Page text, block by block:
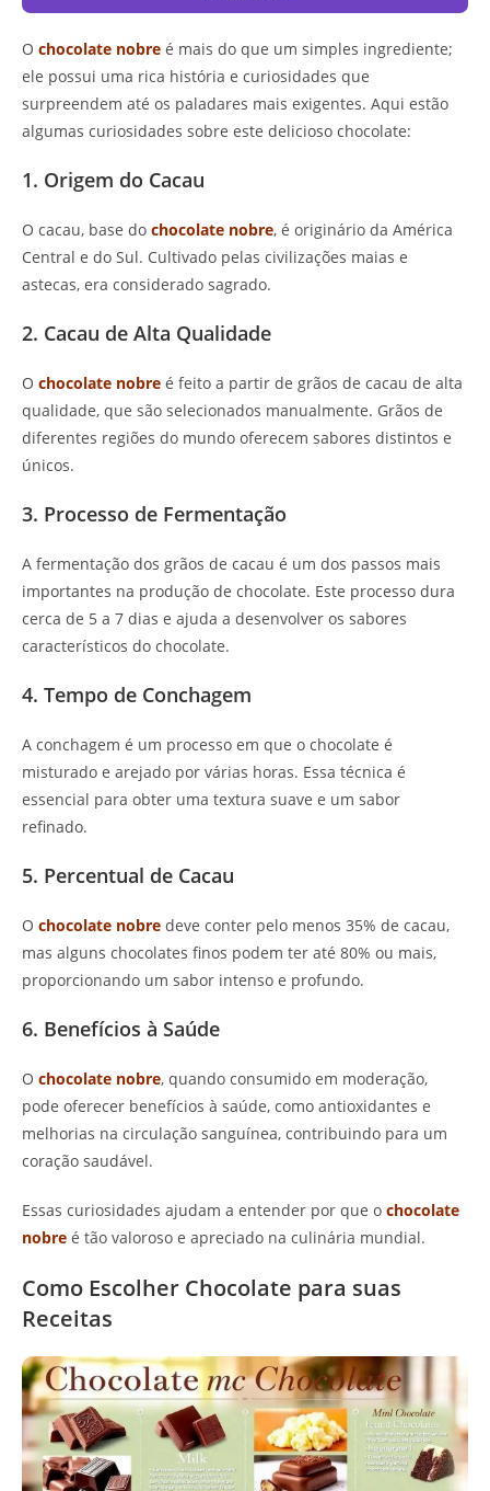
O chocolate nobre é mais do que um simples ingrediente;
ele possui uma rica história e curiosidades que
surpreendem até os paladares mais exigentes. Aqui estão
algumas curiosidades sobre este delicioso chocolate:
1. Origem do Cacau
O cacau, base do chocolate nobre, é originário da América
Central e do Sul. Cultivado pelas civilizações maias e
astecas, era considerado sagrado.
2. Cacau de Alta Qualidade
O chocolate nobre é feito a partir de grãos de cacau de alta
qualidade, que são selecionados manualmente. Grãos de
diferentes regiões do mundo oferecem sabores distintos e
únicos.
3. Processo de Fermentação
A fermentação dos grãos de cacau é um dos passos mais
importantes na produção de chocolate. Este processo dura
cerca de 5 a 7 dias e ajuda a desenvolver os sabores
característicos do chocolate.
4. Tempo de Conchagem
A conchagem é um processo em que o chocolate é
misturado e arejado por várias horas. Essa técnica é
essencial para obter uma textura suave e um sabor
refinado.
5. Percentual de Cacau
O chocolate nobre deve conter pelo menos 35% de cacau,
mas alguns chocolates finos podem ter até 80% ou mais,
proporcionando um sabor intenso e profundo.
6. Benefícios à Saúde
O chocolate nobre, quando consumido em moderação,
pode oferecer benefícios à saúde, como antioxidantes e
melhorias na circulação sanguínea, contribuindo para um
coração saudável.
Essas curiosidades ajudam a entender por que o chocolate
nobre é tão valoroso e apreciado na culinária mundial.
Como Escolher Chocolate para suas
Receitas